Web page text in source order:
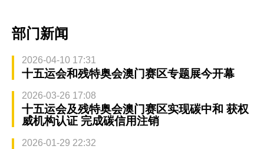
部门新闻
2026-04-10 17:31
十五运会和残特奥会澳门赛区专题展今开幕
2026-03-26 17:08
十五运会及残特奥会澳门赛区实现碳中和 获权
威机构认证 完成碳信用注销
2026-01-29 22:32